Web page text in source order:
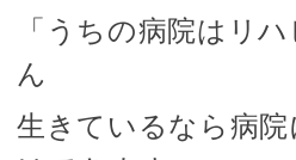
「うちの病院はリ
ん
生きているなら病院